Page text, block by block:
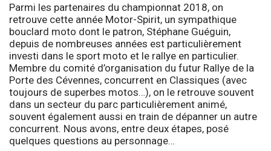
Parmi les partenaires du championnat 2018, on
retrouve cette année Motor-Spirit, un sympathique
bouclard moto dont le patron, Stéphane Guéguin,
depuis de nombreuses années est particulièrement
investi dans le sport moto et le rallye en particulier.
Membre du comité d’organisation du futur Rallye de la
Porte des Cévennes, concurrent en Classiques (avec
toujours de superbes motos…), on le retrouve souvent
dans un secteur du parc particulièrement animé,
souvent également aussi en train de dépanner un autre
concurrent. Nous avons, entre deux étapes, posé
quelques questions au personnage…